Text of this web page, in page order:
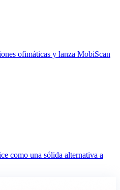
ofimáticas y lanza MobiScan
como una sólida alternativa a